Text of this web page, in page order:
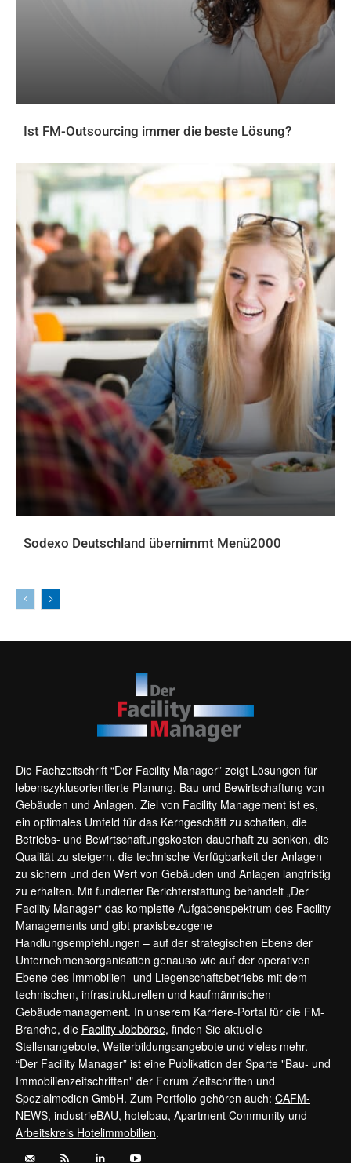
Ist FM-Outsourcing immer die beste Lösung?
Sodexo Deutschland übernimmt Menü2000
Die Fachzeitschrift “Der Facility Manager” zeigt Lösungen für
lebenszyklusorientierte Planung, Bau und Bewirtschaftung von
Gebäuden und Anlagen. Ziel von Facility Management ist es,
ein optimales Umfeld für das Kerngeschäft zu schaffen, die
Betriebs- und Bewirtschaftungskosten dauerhaft zu senken, die
Qualität zu steigern, die technische Verfügbarkeit der Anlagen
zu sichern und den Wert von Gebäuden und Anlagen langfristig
zu erhalten. Mit fundierter Berichterstattung behandelt „Der
Facility Manager“ das komplette Aufgabenspektrum des Facility
Managements und gibt praxisbezogene
Handlungsempfehlungen – auf der strategischen Ebene der
Unternehmensorganisation genauso wie auf der operativen
Ebene des Immobilien- und Liegenschaftsbetriebs mit dem
technischen, infrastrukturellen und kaufmännischen
Gebäudemanagement. In unserem Karriere-Portal für die FM-
Branche, die Facility Jobbörse, finden Sie aktuelle
Stellenangebote, Weiterbildungsangebote und vieles mehr.
“Der Facility Manager” ist eine Publikation der Sparte "Bau- und
Immobilienzeitschriften" der Forum Zeitschriften und
Spezialmedien GmbH. Zum Portfolio gehören auch: CAFM-
NEWS, industrieBAU, hotelbau, Apartment Community und
Arbeitskreis Hotelimmobilien.